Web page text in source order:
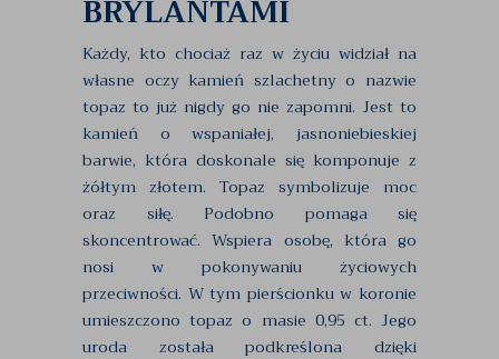
BRYLANTAMI
Każdy, kto chociaż raz w życiu widział na
własne oczy kamień szlachetny o nazwie
topaz to już nigdy go nie zapomni. Jest to
kamień o wspaniałej, jasnoniebieskiej
barwie, która doskonale się komponuje z
żółtym złotem. Topaz symbolizuje moc
oraz siłę. Podobno pomaga się
skoncentrować. Wspiera osobę, która go
nosi w pokonywaniu życiowych
przeciwności. W tym pierścionku w koronie
umieszczono topaz o masie 0,95 ct. Jego
uroda została podkreślona dzięki